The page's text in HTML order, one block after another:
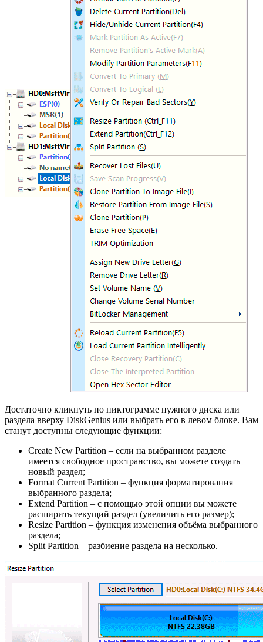
Достаточно кликнуть по пиктограмме нужного диска или
раздела вверху DiskGenius или выбрать его в левом блоке. Вам
станут доступны следующие функции:
Create New Partition – если на выбранном разделе
имеется свободное пространство, вы можете создать
новый раздел;
Format Current Partition – функция форматирования
выбранного раздела;
Extend Partition – с помощью этой опции вы можете
расширить текущий раздел (увеличить его размер);
Resize Partition – функция изменения объёма выбранного
раздела;
Split Partition – разбиение раздела на несколько.